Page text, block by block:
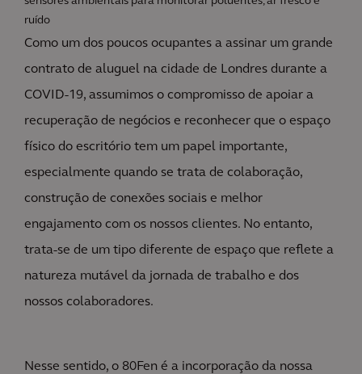
ruído
Como um dos poucos ocupantes a assinar um grande
contrato de aluguel na cidade de Londres durante a
COVID-19, assumimos o compromisso de apoiar a
recuperação de negócios e reconhecer que o espaço
físico do escritório tem um papel importante,
especialmente quando se trata de colaboração,
construção de conexões sociais e melhor
engajamento com os nossos clientes. No entanto,
trata-se de um tipo diferente de espaço que reflete a
natureza mutável da jornada de trabalho e dos
nossos colaboradores.
Nesse sentido, o 80Fen é a incorporação da nossa